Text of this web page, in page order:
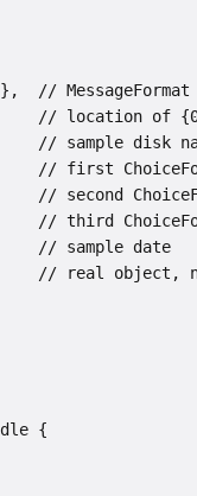
// MessageFormat
// location of
// sample disk
// first
// second
// third
// sample date
// real object,
{